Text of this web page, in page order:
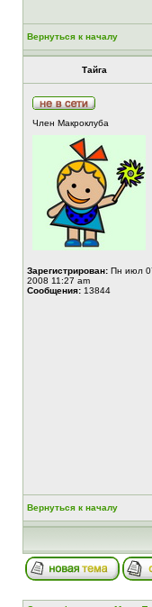
Вернуться к началу
Тайга
Член Макроклуба
Зарегистрирован: Пн июл
2008 11:27 am
Сообщения: 13844
Вернуться к началу